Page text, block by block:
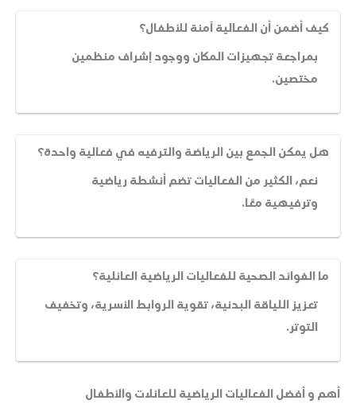
كيف أضمن أن الفعالية آمنة للأطفال؟
بمراجعة تجهيزات المكان ووجود إشراف منظمين
مختصين.
هل يمكن الجمع بين الرياضة والترفيه في فعالية واحدة؟
نعم، الكثير من الفعاليات تضم أنشطة رياضية
وترفيهية معًا.
ما الفوائد الصحية للفعاليات الرياضية العائلية؟
تعزيز اللياقة البدنية، تقوية الروابط الأسرية، وتخفيف
التوتر.
أهم و أفضل الفعاليات الرياضية للعائلات والأطفال